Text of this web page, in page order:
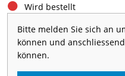
Wird bestellt
Bitte melden Sie sich an
können und
können.